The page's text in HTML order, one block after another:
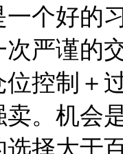
个好的
严谨的
控制＋
。机会